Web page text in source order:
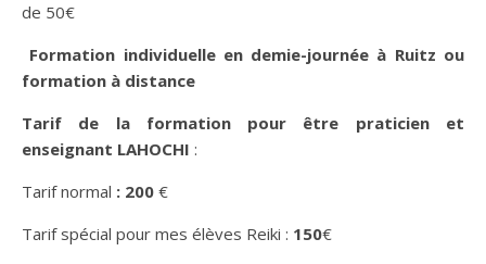
de 50€
Formation individuelle en demie-journée à Ruitz ou
formation à distance
Tarif de la formation pour être praticien et
enseignant LAHOCHI :
Tarif normal : 200 €
Tarif spécial pour mes élèves Reiki : 150€